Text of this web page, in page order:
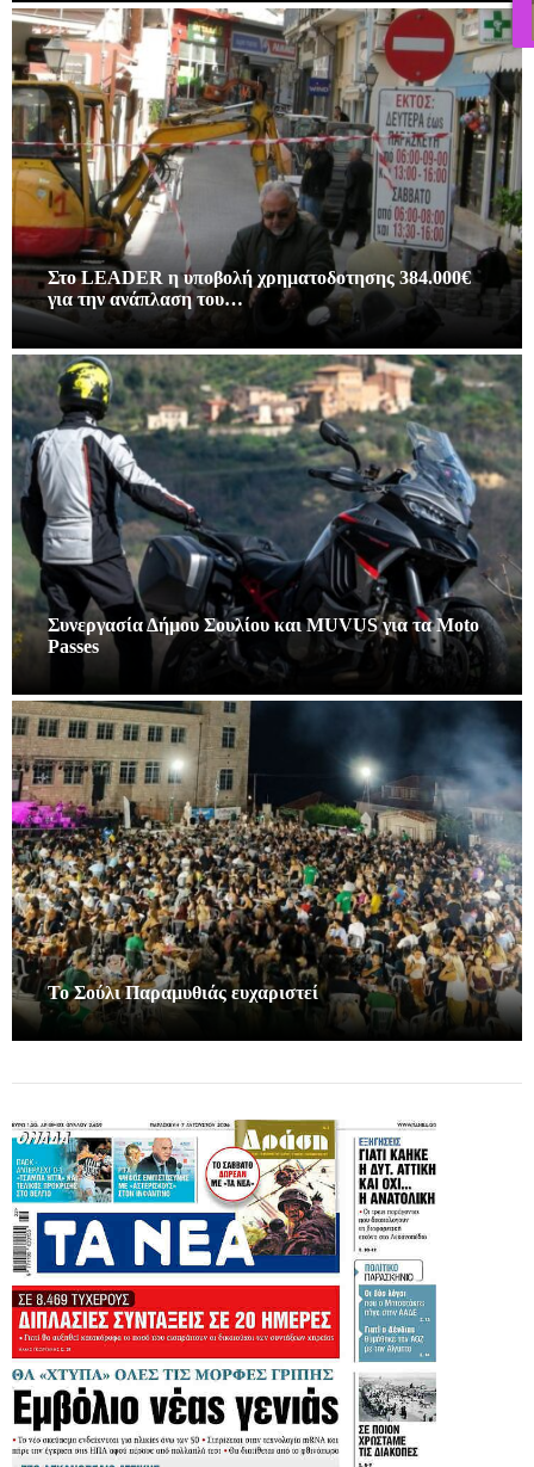
Στο LEADER η υποβολή χρηματοδοτησης 384.000€
για την ανάπλαση του…
Συνεργασία Δήμου Σουλίου και MUVUS για τα Moto
Passes
Το Σούλι Παραμυθιάς ευχαριστεί